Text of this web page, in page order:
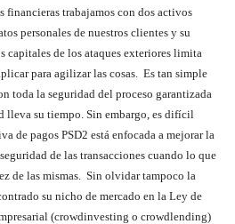
financieras trabajamos con dos activos
personales de nuestros clientes y su
capitales de los ataques exteriores limita
para agilizar las cosas. Es tan simple
toda la seguridad del proceso garantizada
lleva su tiempo. Sin embargo, es difícil
de pagos PSD2 está enfocada a mejorar la
de las transacciones cuando lo que
de las mismas. Sin olvidar tampoco la
su nicho de mercado en la Ley de
(crowdinvesting o crowdlending)